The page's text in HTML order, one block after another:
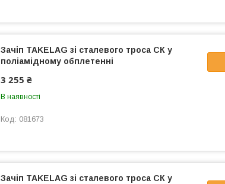
Зачіп TAKELAG зі сталевого троса СК у
поліамідному обплетенні
3 255 ₴
В наявності
081673
Зачіп TAKELAG зі сталевого троса СК у